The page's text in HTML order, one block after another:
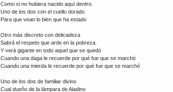
Como si no hubiera nacido aquí dentro.
Uno de los dos con el cuello dorado
Para que vean lo bien que ha estado
Otro más discreto con delicadeza
Sabrá el respeto que arde en la pobreza.
Y verá gigante en todo aquel que se quedó
Cuando una daga le recuerde por qué fue que se marchó
Cuando una mierda le recuerde por qué fue que se marchó
Uno de los dos de familiar divino
Cual dueño de la lámpara de Aladino